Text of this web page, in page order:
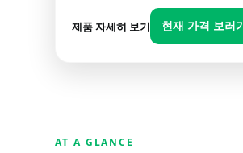
제품 자세히 보기 현재 가격 보러
AT A GLANCE